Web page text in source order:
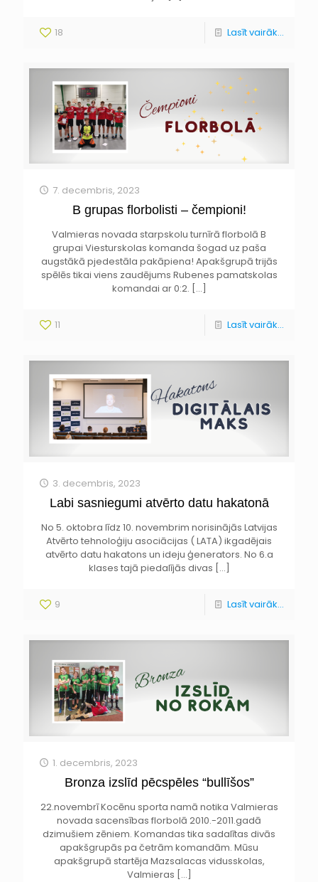
18 Lasīt vairāk...
7. decembris, 2023
B grupas florbolisti – čempioni!
Valmieras novada starpskolu turnīrā florbolā B
grupai Viesturskolas komanda šogad uz paša
augstākā pjedestāla pakāpiena! Apakšgrupā trijās
spēlēs tikai viens zaudējums Rubenes pamatskolas
komandai ar 0:2. […]
11 Lasīt vairāk...
3. decembris, 2023
Labi sasniegumi atvērto datu hakatonā
No 5. oktobra līdz 10. novembrim norisinājās Latvijas
Atvērto tehnoloģiju asociācijas ( LATA) ikgadējais
atvērto datu hakatons un ideju ģenerators. No 6.a
klases tajā piedalījās divas […]
9 Lasīt vairāk...
1. decembris, 2023
Bronza izslīd pēcspēles “bullīšos”
22.novembrī Kocēnu sporta namā notika Valmieras
novada sacensības florbolā 2010.-2011.gadā
dzimušiem zēniem. Komandas tika sadalītas divās
apakšgrupās pa četrām komandām. Mūsu
apakšgrupā startēja Mazsalacas vidusskolas,
Valmieras […]